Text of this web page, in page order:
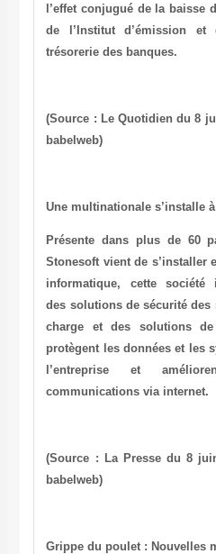
l’effet conjugué de la baisse
de l’Institut d’émission et
trésorerie des banques.
(Source : Le Quotidien du 8
babelweb)
Une multinationale s’installe
Présente dans plus de 60
Stonesoft vient de s’installer
informatique, cette société
des solutions de sécurité des
charge et des solutions
protègent les données et les
l’entreprise et
communications via internet.
(Source : La Presse du 8
babelweb)
Grippe du poulet : Nouvelles